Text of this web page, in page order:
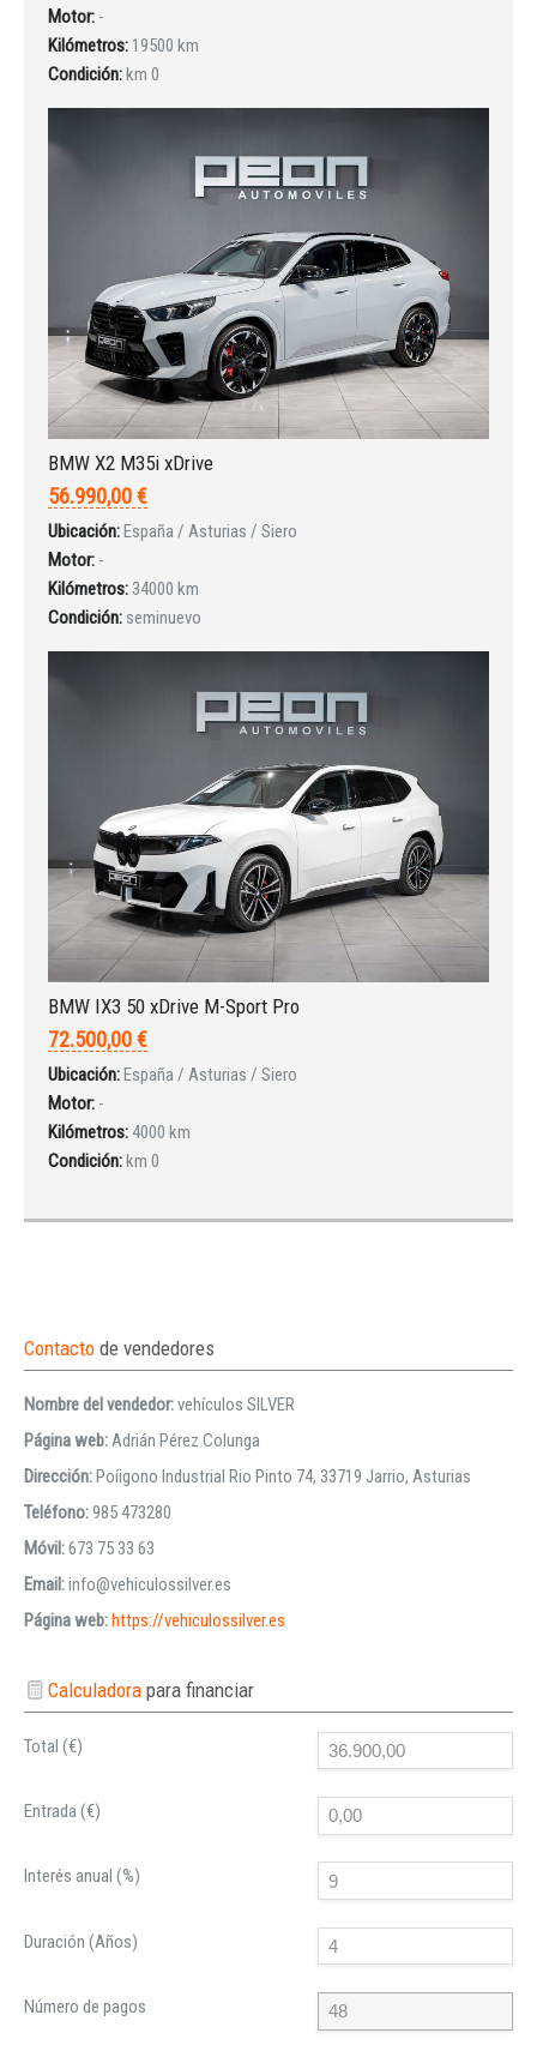
INICIAR SESIÓN
¿Ha olvidado la contraseña?
Motor: -
Kilómetros: 19500 km
Condición:km 0
BMW X2 M35i xDrive
56.990,00 €
Ubicación:España / Asturias / Siero
Motor: -
Kilómetros: 34000 km
Condición: seminuevo
BMW IX3 50 xDrive M-Sport Pro
72.500,00 €
Ubicación:España / Asturias / Siero
Motor: -
Kilómetros:4000 km
Condición:km 0
Contacto de vendedores
Nombre del vendedor:vehículos SILVER
Página web:Adrián Pérez Colunga
Dirección:Poíigono Industrial Rio Pinto 74, 33719 Jarrio, Asturias
Teléfono:985 473280
Móvil:673 75 33 63
Email:info@vehiculossilver.es
Página web:https://vehiculossilver.es
Calculadorapara financiar
Total (€)
Entrada (€)
Interés anual (%)
Duración (Años)
Número de pagos